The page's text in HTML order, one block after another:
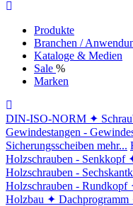
Produkte
Branchen /
Kataloge & Medien
Sale %
Marken
DIN-ISO-NORM ✦
Gewindestangen -
Sicherungsscheiben mehr...
Holzschrauben - Senkkopf
Holzschrauben -
Holzschrauben - Rundkopf
Holzbau ✦ Dachprogramm